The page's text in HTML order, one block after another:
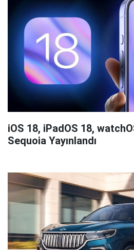
iOS 18, iPadOS 18,
Sequoia Yayınlandı